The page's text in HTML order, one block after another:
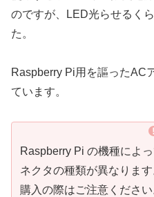
のですが、LED光らせるく
た。
Raspberry Pi用を謳ったAC
ています。
Raspberry Pi の機種によ
ネクタの種類が異なります
購入の際はご注意ください